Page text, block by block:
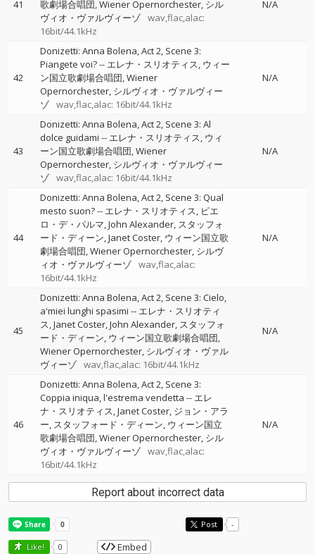
41 歌劇場合唱団 Wiener Opernorchester シル
ヴィオ・ヴァルヴィーゾ wav,flac,alac:
16bit/44.1kHz
N/A
42
Donizetti: Anna Bolena, Act 2, Scene 3:
Piangete voi?-- エレナ・スリオティス ウィー
ン国立歌劇場合唱団 Wiener
Opernorchester シルヴィオ・ヴァルヴィー
ゾ wav,flac,alac: 16bit/44.1kHz
N/A
43
Donizetti: Anna Bolena, Act 2, Scene 3: Al
dolce guidami -- エレナ・スリオティス ウィ
ーン国立歌劇場合唱団 Wiener
Opernorchester シルヴィオ・ヴァルヴィー
ゾ wav,flac,alac: 16bit/44.1kHz
N/A
44
Donizetti: Anna Bolena, Act 2, Scene 3: Qual
mesto suon?-- エレナ・スリオティス ピエ
ロ・デ・パルマ John Alexander スタッフォ
ード・ディーン Janet Coster ウィーン国立歌
劇場合唱団 Wiener Opernorchester シルヴ
ィオ・ヴァルヴィーゾ wav,flac,alac:
16bit/44.1kHz
N/A
45
Donizetti: Anna Bolena, Act 2, Scene 3: Cielo,
a'miei lunghi spasimi -- エレナ・スリオティ
ス Janet Coster John Alexander スタッフォ
ード・ディーン ウィーン国立歌劇場合唱団
Wiener Opernorchester シルヴィオ・ヴァル
ヴィーゾ wav,flac,alac: 16bit/44.1kHz
N/A
46
Donizetti: Anna Bolena, Act 2, Scene 3:
Coppia iniqua, l'estrema vendetta -- エレ
ナ・スリオティス Janet Coster ジョン・アラ
ー スタッフォード・ディーン ウィーン国立
歌劇場合唱団 Wiener Opernorchester シル
ヴィオ・ヴァルヴィーゾ wav,flac,alac:
16bit/44.1kHz
N/A
Report about incorrect data
Post -
Like! 0 Embed